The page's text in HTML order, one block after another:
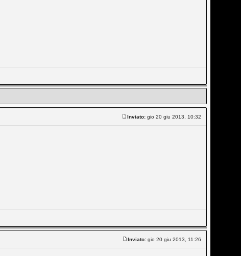
Inviato: gio 20 giu 2013, 10:32
Inviato: gio 20 giu 2013, 11:26